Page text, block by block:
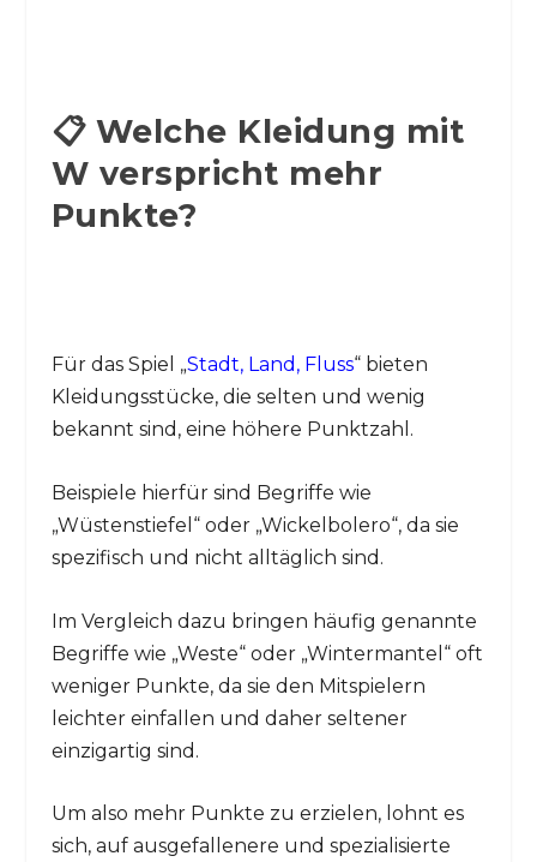
📋 Welche Kleidung mit
W verspricht mehr
Punkte?
Für das Spiel „Stadt, Land, Fluss“ bieten
Kleidungsstücke, die selten und wenig
bekannt sind, eine höhere Punktzahl.
Beispiele hierfür sind Begriffe wie
„Wüstenstiefel“ oder „Wickelbolero“, da sie
spezifisch und nicht alltäglich sind.
Im Vergleich dazu bringen häufig genannte
Begriffe wie „Weste“ oder „Wintermantel“ oft
weniger Punkte, da sie den Mitspielern
leichter einfallen und daher seltener
einzigartig sind.
Um also mehr Punkte zu erzielen, lohnt es
sich, auf ausgefallenere und spezialisierte